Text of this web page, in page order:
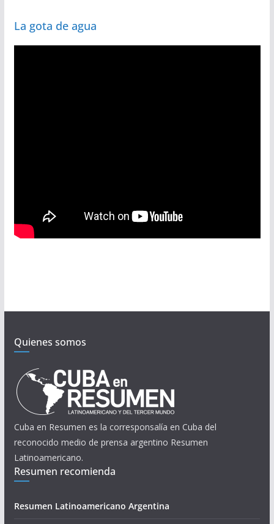
La gota de agua
Quienes somos
Cuba en Resumen es la corresponsalía en Cuba del
reconocido medio de prensa argentino Resumen
Latinoamericano.
Resumen recomienda
Resumen Latinoamericano Argentina